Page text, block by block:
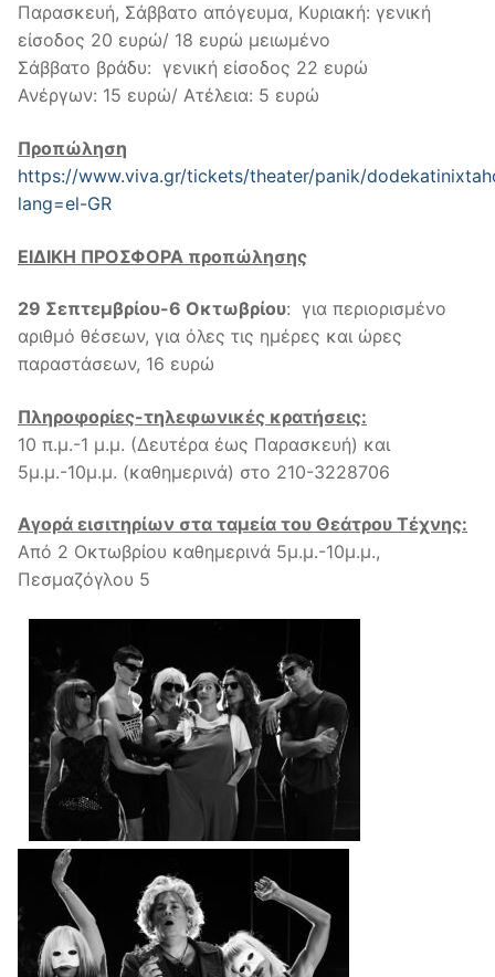
Παρασκευή, Σάββατο απόγευμα, Κυριακή: γενική
είσοδος 20 ευρώ/ 18 ευρώ μειωμένο
Σάββατο βράδυ: γενική είσοδος 22 ευρώ
Ανέργων: 15 ευρώ/ Ατέλεια: 5 ευρώ
Προπώληση
https://www.viva.gr/tickets/theater/panik/
lang=el-GR
ΕΙΔΙΚΗ ΠΡΟΣΦΟΡΑ προπώλησης
29 Σεπτεμβρίου-6 Οκτωβρίου: για περιορισμένο
αριθμό θέσεων, για όλες τις ημέρες και ώρες
παραστάσεων, 16 ευρώ
Πληροφορίες-τηλεφωνικές κρατήσεις:
10 π.μ.-1 μ.μ. (Δευτέρα έως Παρασκευή) και
5μ.μ.-10μ.μ. (καθημερινά) στο 210-3228706
Αγορά εισιτηρίων στα ταμεία του Θεάτρου Τέχνης:
Από 2 Οκτωβρίου καθημερινά 5μ.μ.-10μ.μ.,
Πεσμαζόγλου 5